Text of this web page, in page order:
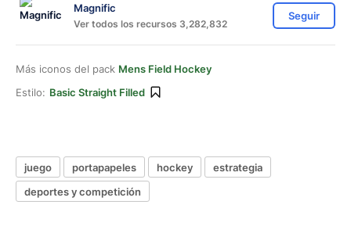
Magnific
Ver todos los recursos 3,282,832
Seguir
Más iconos del pack Mens Field Hockey
Estilo: Basic Straight Filled
juego portapapeles hockey
estrategia
deportes y competición